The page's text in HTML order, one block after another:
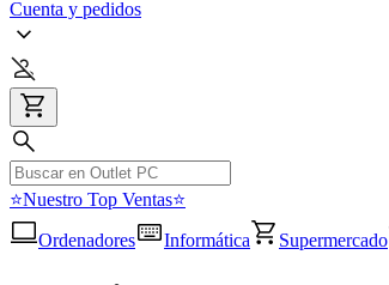
Cuenta y pedidos
⭐Nuestro Top Ventas⭐
Ordenadores
Informática Supermercado